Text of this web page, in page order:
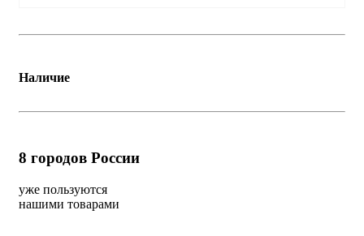
Наличие
8 городов России
уже пользуются
нашими товарами